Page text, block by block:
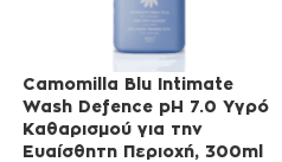
Camomilla Blu Intimate
Wash Defence pH 7.0 Υγρό
Καθαρισμού για την
Ευαίσθητη Περιοχή, 300ml